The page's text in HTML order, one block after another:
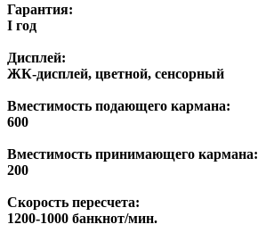
Гарантия:
I год
Дисплей:
ЖК-дисплей, цветной, сенсорный
Вместимость подающего кармана:
600
Вместимость принимающего кармана:
200
Скорость пересчета:
1200-1000 банкнот/мин.